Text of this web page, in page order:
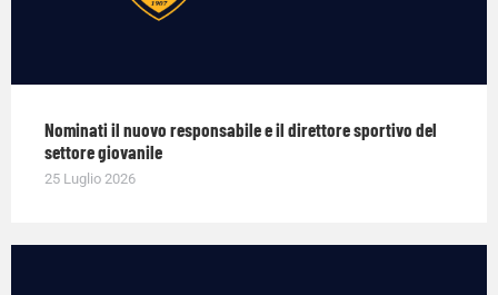
Nominati il nuovo responsabile e il direttore sportivo del
settore giovanile
25 Luglio 2026